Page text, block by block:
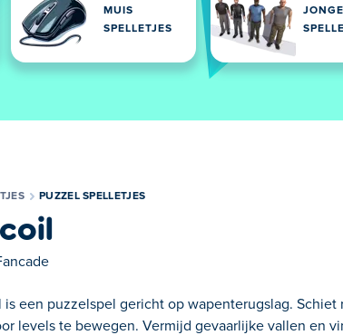
MUIS
SPELLETJES
PUZZEL SPELLETJES
is een puzzelspel gericht op wapenterugslag.
levels te bewegen. Vermijd gevaarlijke vallen en